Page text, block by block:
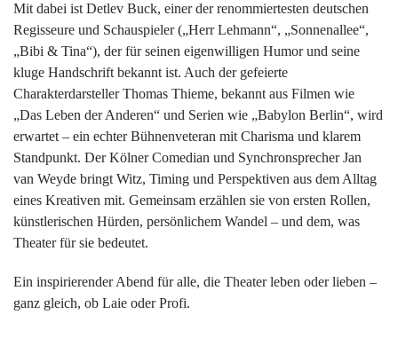
Mit dabei ist Detlev Buck, einer der renommiertesten deutschen
Regisseure und Schauspieler („Herr Lehmann“, „Sonnenallee“,
„Bibi & Tina“), der für seinen eigenwilligen Humor und seine
kluge Handschrift bekannt ist. Auch der gefeierte
Charakterdarsteller Thomas Thieme, bekannt aus Filmen wie
„Das Leben der Anderen“ und Serien wie „Babylon Berlin“, wird
erwartet – ein echter Bühnenveteran mit Charisma und klarem
Standpunkt. Der Kölner Comedian und Synchronsprecher Jan
van Weyde bringt Witz, Timing und Perspektiven aus dem Alltag
eines Kreativen mit. Gemeinsam erzählen sie von ersten Rollen,
künstlerischen Hürden, persönlichem Wandel – und dem, was
Theater für sie bedeutet.
Ein inspirierender Abend für alle, die Theater leben oder lieben –
ganz gleich, ob Laie oder Profi.